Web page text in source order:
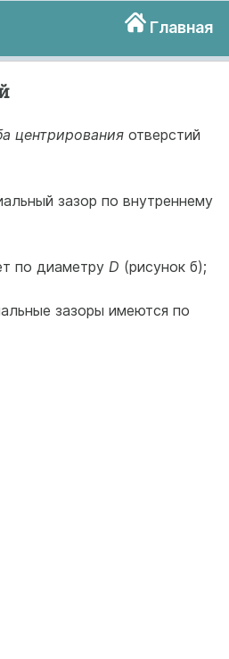
Главная
центрированияотверстий
зазор по внутреннему
по диаметру D (рисунок б);
зазоры имеются по